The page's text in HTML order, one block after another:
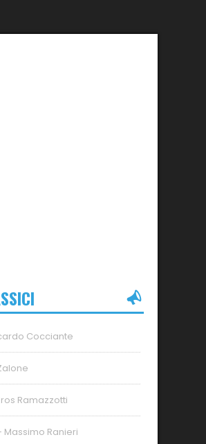
Cocciante
Ramazzotti
Massimo Ranieri